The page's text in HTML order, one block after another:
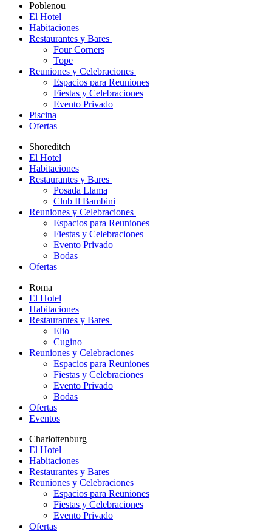
Poblenou
El Hotel
Habitaciones
Restaurantes y Bares
Four Corners
Tope
Reuniones y Celebraciones
Espacios para Reuniones
Fiestas y Celebraciones
Evento Privado
Piscina
Ofertas
Shoreditch
El Hotel
Habitaciones
Restaurantes y Bares
Posada Llama
Club Il Bambini
Reuniones y Celebraciones
Espacios para Reuniones
Fiestas y Celebraciones
Evento Privado
Bodas
Ofertas
Roma
El Hotel
Habitaciones
Restaurantes y Bares
Elio
Cugino
Reuniones y Celebraciones
Espacios para Reuniones
Fiestas y Celebraciones
Evento Privado
Bodas
Ofertas
Eventos
Charlottenburg
El Hotel
Habitaciones
Restaurantes y Bares
Reuniones y Celebraciones
Espacios para Reuniones
Fiestas y Celebraciones
Evento Privado
Ofertas